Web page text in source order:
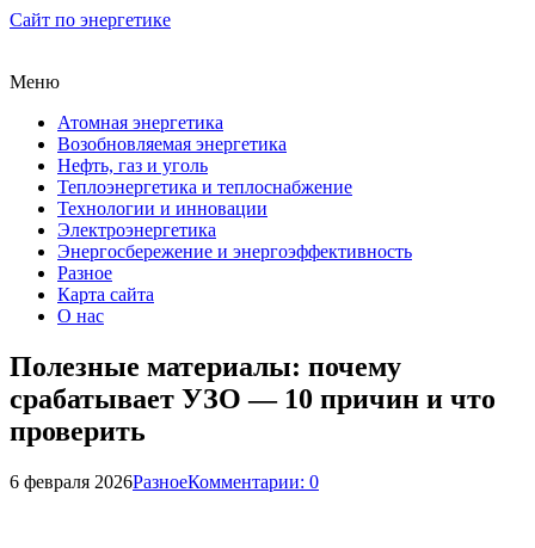
Сайт по энергетике
Меню
Атомная энергетика
Возобновляемая энергетика
Нефть, газ и уголь
Теплоэнергетика и теплоснабжение
Технологии и инновации
Электроэнергетика
Энергосбережение и энергоэффективность
Разное
Карта сайта
О нас
Полезные материалы: почему
срабатывает УЗО — 10 причин и что
проверить
6 февраля 2026РазноеКомментарии: 0